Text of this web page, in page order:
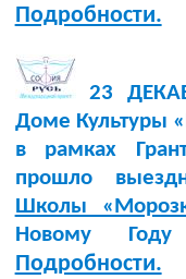
Подробности.
23
Доме Культуры
в рамках
прошло
Школы
Новому
Подробности.